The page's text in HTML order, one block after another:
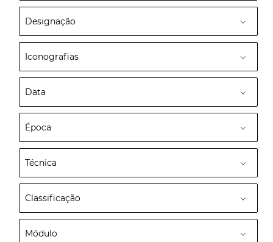
Designação
Iconografias
Data
Época
Técnica
Classificação
Módulo